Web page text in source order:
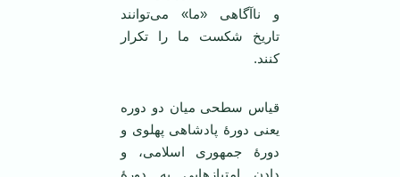
و ناآگاهی «ما» می‌توانند
تاریخ شکست ما را تکرار
کنند.
قیاس سطحی میان دو دوره
یعنی دورۀ پادشاهی پهلوی و
دورۀ جمهوری اسلامی، و
دادن امتیازهایی به دورۀ